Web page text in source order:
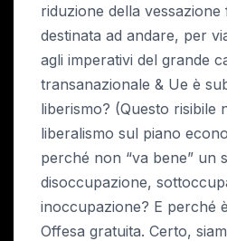
riduzione della
destinata ad andare, per
agli imperativi del grande
transanazionale & Ue è
liberismo? (Questo risibile
liberalismo sul piano
perché non “va bene” un
disoccupazione,
inoccupazione? E perché
Offesa gratuita. Certo,